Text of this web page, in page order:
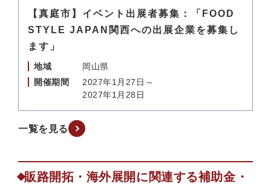
【真庭市】イベント出展者募集：「FOOD
STYLE JAPAN関西への出展企業を募集し
ます」
地域
岡山県
開催期間
2027年1月27日～
2027年1月28日
一覧を見る
販路開拓・海外展開に関連する補助金・